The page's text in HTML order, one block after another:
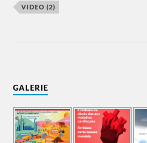
VIDEO (2)
GALERIE